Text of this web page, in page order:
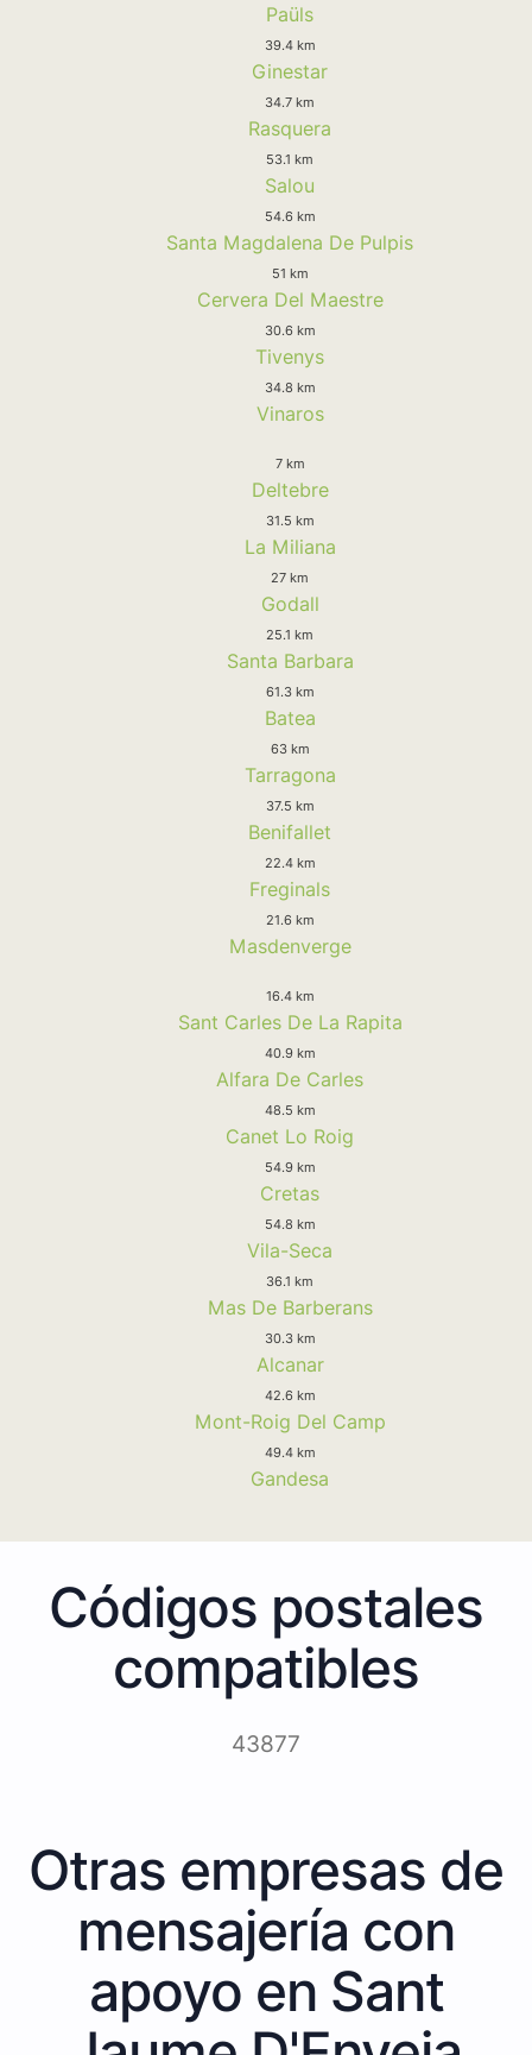
Paüls
39.4 km
Ginestar
34.7 km
Rasquera
53.1 km
Salou
54.6 km
Santa Magdalena De Pulpis
51 km
Cervera Del Maestre
30.6 km
Tivenys
34.8 km
Vinaros
7 km
Deltebre
31.5 km
La Miliana
27 km
Godall
25.1 km
Santa Barbara
61.3 km
Batea
63 km
Tarragona
37.5 km
Benifallet
22.4 km
Freginals
21.6 km
Masdenverge
16.4 km
Sant Carles De La Rapita
40.9 km
Alfara De Carles
48.5 km
Canet Lo Roig
54.9 km
Cretas
54.8 km
Vila-Seca
36.1 km
Mas De Barberans
30.3 km
Alcanar
42.6 km
Mont-Roig Del Camp
49.4 km
Gandesa
Códigos postales
compatibles
43877
Otras empresas de
mensajería con
apoyo en Sant